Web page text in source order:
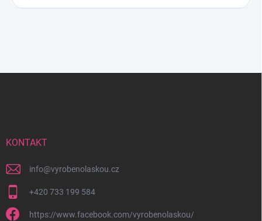
KONTAKT
info@vyrobenolaskou.cz
+420 733 199 584
https://www.facebook.com/vyrobenolaskou/